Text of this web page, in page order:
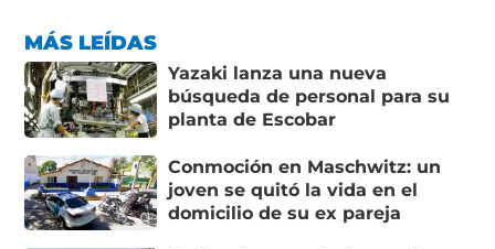
MÁS LEÍDAS
Yazaki lanza una nueva
búsqueda de personal para su
planta de Escobar
Conmoción en Maschwitz: un
joven se quitó la vida en el
domicilio de su ex pareja